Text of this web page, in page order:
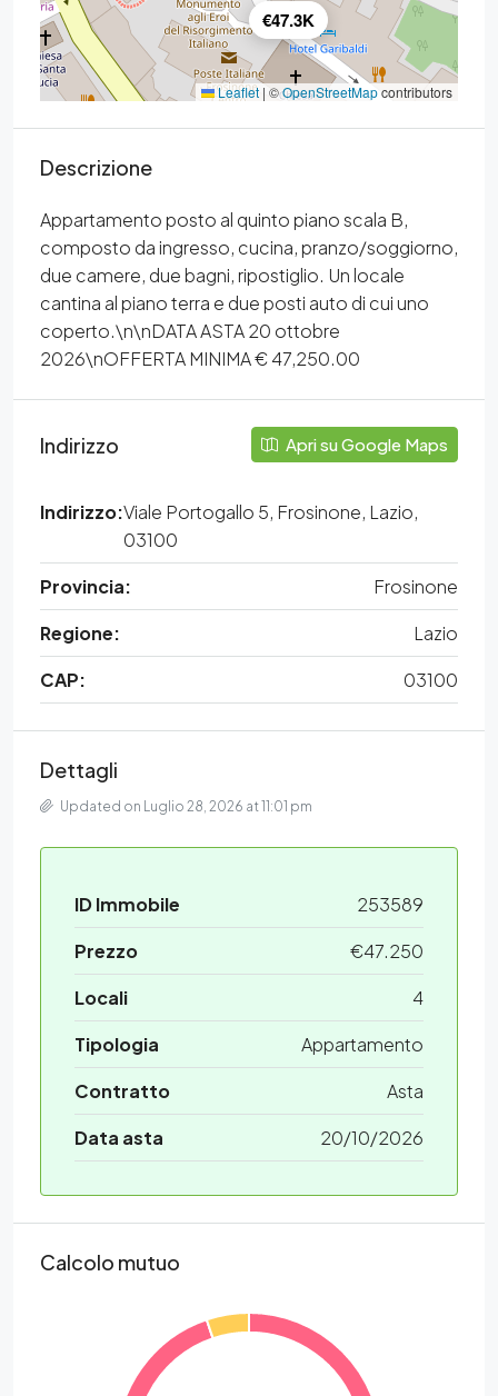
€47.3K
Leaflet | ©OpenStreetMapcontributors
Descrizione
Appartamento posto al quinto piano scala B,
composto da ingresso, cucina, pranzo/soggiorno,
due camere, due bagni, ripostiglio. Un locale
cantina al piano terra e due posti auto di cui uno
coperto.\n\nDATA ASTA 20 ottobre
2026\nOFFERTA MINIMA € 47,250.00
Indirizzo Apri su Google Maps
Indirizzo:Viale Portogallo 5, Frosinone, Lazio,
03100
Provincia:
Frosinone
Regione:
Lazio
CAP:
03100
Dettagli
Updated on Luglio 28, 2026 at 11:01 pm
ID Immobile
253589
Prezzo
€47.250
Locali
4
Tipologia
Appartamento
Contratto
Asta
Data asta
20/10/2026
Calcolo mutuo